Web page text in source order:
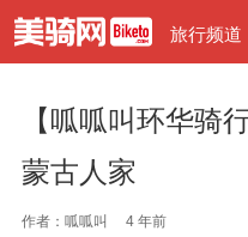
旅行频道
【呱呱叫环华骑
蒙古人家
作者：呱呱叫 4 年前